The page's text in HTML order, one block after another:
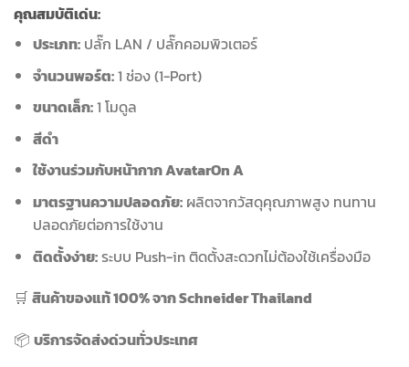
คุณสมบัติเด่น:
ประเภท:ปลั๊ก LAN / ปลั๊กคอมพิวเตอร์
จำนวนพอร์ต:1 ช่อง (1-Port)
ขนาดเล็ก:1 โมดูล
สีดำ
ใช้งานร่วมกับหน้ากาก AvatarOn A
มาตรฐานความปลอดภัย:ผลิตจากวัสดุคุณภาพสูง ทนทาน
ปลอดภัยต่อการใช้งาน
ติดตั้งง่าย:ระบบ Push-in ติดตั้งสะดวกไม่ต้องใช้เครื่องมือ
🛒 สินค้าของแท้ 100% จาก Schneider Thailand
📦 บริการจัดส่งด่วนทั่วประเทศ